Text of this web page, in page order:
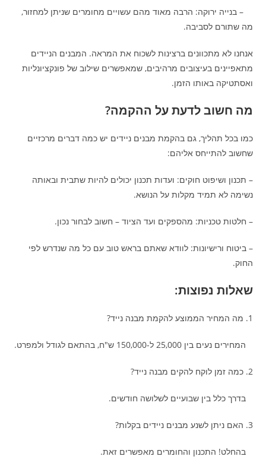
– בנייה ירוקה: הרבה מאוד מהם עשויים מחומרים שניתן למחזור,
מה שתורם לסביבה.
אנחנו לא מתכוונים ברצינות לשכוח את המראה. המבנים הניידים
מתאפיינים בעיצובים מרהיבים, שמאפשרים שילוב של פונקציונליות
ואסתטיקה באותו הזמן.
מה חשוב לדעת על ההקמה?
כמו בכל תהליך, גם בהקמת מבנים ניידים יש כמה דברים מרכזיים
שחשוב להתייחס אליהם:
– תכנון ושיפוט חוקים: ועדות תכנון יכולים להיות שתבית ובאותה
נשימה לא תמיד מקלות על הנושא.
– חלטות טכניות: מהספקים ועד הציוד – חשוב לבחור נכון.
– ביטוח ורישיונות: לוודא שאתם בראש טוב עם כל מה שנדרש לפי
החוק.
שאלות נפוצות:
1. מה המחיר הממוצע להקמת מבנה נייד?
המחירים נעים בין 25,000 ל-150,000 ש"ח, בהתאם לגודל ולמפרט.
2. כמה זמן לוקח להקים מבנה נייד?
בדרך כלל בין שבועיים לשלושה חודשים.
3. האם ניתן לשנע מבנים ניידים בקלות?
בהחלט! התכנון והחומרים מאפשרים זאת.